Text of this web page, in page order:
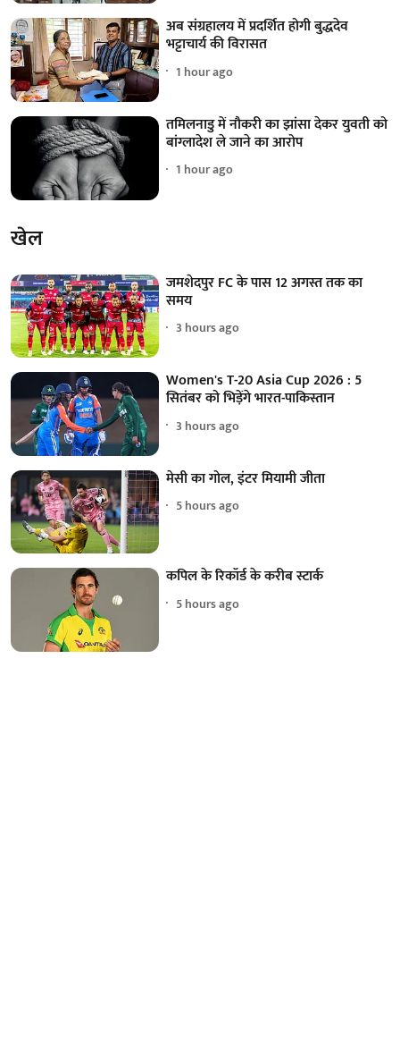
अब संग्रहालय में प्रदर्शित होगी बुद्धदेव
भट्टाचार्य की विरासत
1 hour ago
तमिलनाडु में नौकरी का झांसा देकर युवती को
बांग्लादेश ले जाने का आरोप
1 hour ago
खेल
जमशेदपुर FC के पास 12 अगस्त तक का
समय
3 hours ago
Women's T-20 Asia Cup 2026 : 5
सितंबर को भिड़ेंगे भारत-पाकिस्तान
3 hours ago
मेसी का गोल, इंटर मियामी जीता
5 hours ago
कपिल के रिकॉर्ड के करीब स्टार्क
5 hours ago